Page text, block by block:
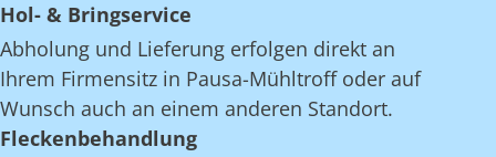
Hol- & Bringservice
Abholung und Lieferung erfolgen direkt an
Ihrem Firmensitz in Pausa-Mühltroff oder auf
Wunsch auch an einem anderen Standort.
Fleckenbehandlung